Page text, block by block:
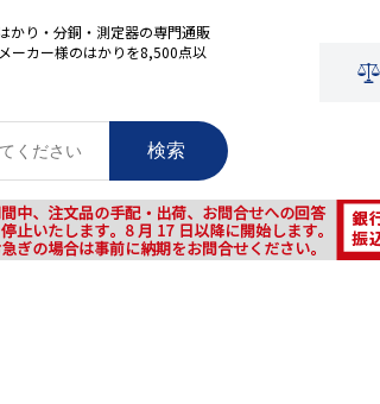
かり・分銅・測定器の専門通販
ーカー様のはかりを8,500点以
検索